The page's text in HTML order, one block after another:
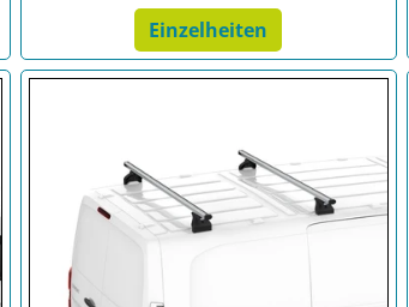
Einzelheiten